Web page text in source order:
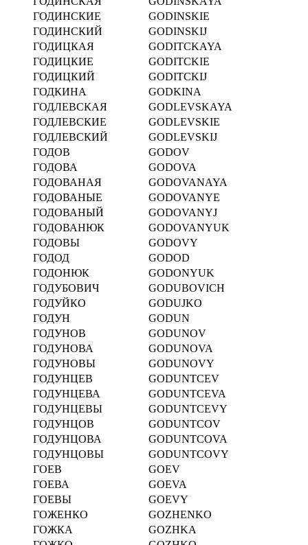
ГОДИНСКИЕ
GODINSKIE
ГОДИНСКИЙ
GODINSKIJ
ГОДИЦКАЯ
GODITCKAYA
ГОДИЦКИЕ
GODITCKIE
ГОДИЦКИЙ
GODITCKIJ
ГОДКИНА
GODKINA
ГОДЛЕВСКАЯ
GODLEVSKAYA
ГОДЛЕВСКИЕ
GODLEVSKIE
ГОДЛЕВСКИЙ
GODLEVSKIJ
ГОДОВ
GODOV
ГОДОВА
GODOVA
ГОДОВАНАЯ
GODOVANAYA
ГОДОВАНЫЕ
GODOVANYE
ГОДОВАНЫЙ
GODOVANYJ
ГОДОВАНЮК
GODOVANYUK
ГОДОВЫ
GODOVY
ГОДОД
GODOD
ГОДОНЮК
GODONYUK
ГОДУБОВИЧ
GODUBOVICH
ГОДУЙКО
GODUJKO
ГОДУН
GODUN
ГОДУНОВ
GODUNOV
ГОДУНОВА
GODUNOVA
ГОДУНОВЫ
GODUNOVY
ГОДУНЦЕВ
GODUNTCEV
ГОДУНЦЕВА
GODUNTCEVA
ГОДУНЦЕВЫ
GODUNTCEVY
ГОДУНЦОВ
GODUNTCOV
ГОДУНЦОВА
GODUNTCOVA
ГОДУНЦОВЫ
GODUNTCOVY
ГОЕВ
GOEV
ГОЕВА
GOEVA
ГОЕВЫ
GOEVY
ГОЖЕНКО
GOZHENKO
ГОЖКА
GOZHKA